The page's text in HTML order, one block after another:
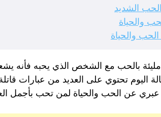
الشديد
والحياة
والحياة
بالحب مع الشخص الذي يحبه فأنه
اليوم تحتوي على العديد من عبارات
عبري عن الحب والحياة لمن تحب بأجمل